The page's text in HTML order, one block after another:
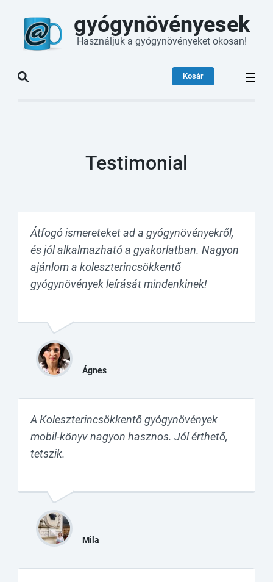
gyógynövényesek
Használjuk a gyógynövényeket okosan!
Kosár
Testimonial
Ágnes
Átfogó ismereteket ad a gyógynövényekről,
és jól alkalmazható a gyakorlatban. Nagyon
ajánlom a koleszterincsökkentő
gyógynövények leírását mindenkinek!
Mila
A Koleszterincsökkentő gyógynövények
mobil-könyv nagyon hasznos. Jól érthető,
tetszik.